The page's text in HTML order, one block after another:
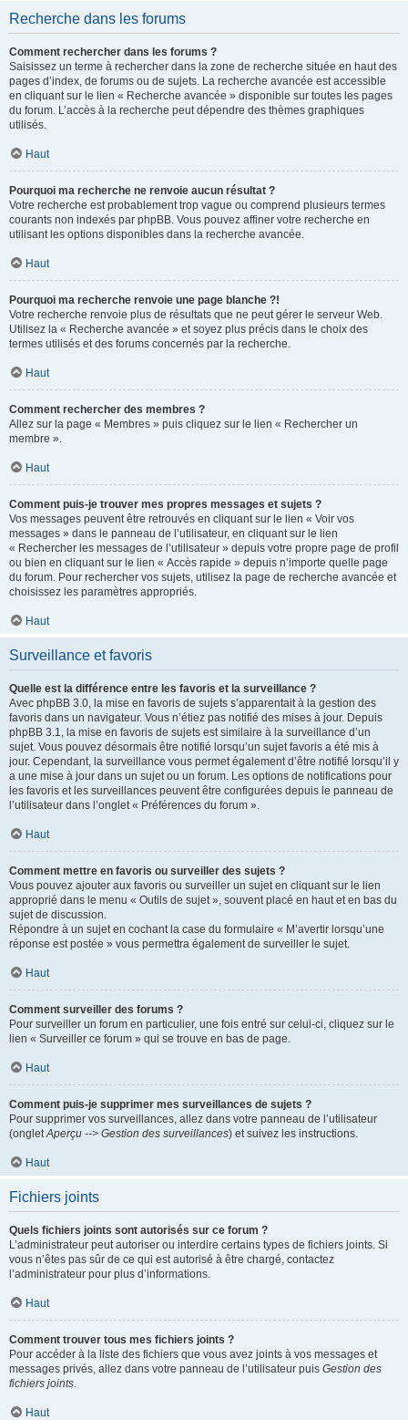
Recherche dans les forums
Comment rechercher dans les forums ?
Saisissez un terme à rechercher dans la zone de recherche située en haut des
pages d’index, de forums ou de sujets. La recherche avancée est accessible
en cliquant sur le lien « Recherche avancée » disponible sur toutes les pages
du forum. L’accès à la recherche peut dépendre des thèmes graphiques
utilisés.
Haut
Pourquoi ma recherche ne renvoie aucun résultat ?
Votre recherche est probablement trop vague ou comprend plusieurs termes
courants non indexés par phpBB. Vous pouvez affiner votre recherche en
utilisant les options disponibles dans la recherche avancée.
Haut
Pourquoi ma recherche renvoie une page blanche ?!
Votre recherche renvoie plus de résultats que ne peut gérer le serveur Web.
Utilisez la « Recherche avancée » et soyez plus précis dans le choix des
termes utilisés et des forums concernés par la recherche.
Haut
Comment rechercher des membres ?
Allez sur la page « Membres » puis cliquez sur le lien « Rechercher un
membre ».
Haut
Comment puis-je trouver mes propres messages et sujets ?
Vos messages peuvent être retrouvés en cliquant sur le lien « Voir vos
messages » dans le panneau de l’utilisateur, en cliquant sur le lien
« Rechercher les messages de l’utilisateur » depuis votre propre page de profil
ou bien en cliquant sur le lien « Accès rapide » depuis n’importe quelle page
du forum. Pour rechercher vos sujets, utilisez la page de recherche avancée et
choisissez les paramètres appropriés.
Haut
Surveillance et favoris
Quelle est la différence entre les favoris et la surveillance ?
Avec phpBB 3.0, la mise en favoris de sujets s’apparentait à la gestion des
favoris dans un navigateur. Vous n’étiez pas notifié des mises à jour. Depuis
phpBB 3.1, la mise en favoris de sujets est similaire à la surveillance d’un
sujet. Vous pouvez désormais être notifié lorsqu’un sujet favoris a été mis à
jour. Cependant, la surveillance vous permet également d’être notifié lorsqu’il y
a une mise à jour dans un sujet ou un forum. Les options de notifications pour
les favoris et les surveillances peuvent être configurées depuis le panneau de
l’utilisateur dans l’onglet « Préférences du forum ».
Haut
Comment mettre en favoris ou surveiller des sujets ?
Vous pouvez ajouter aux favoris ou surveiller un sujet en cliquant sur le lien
approprié dans le menu « Outils de sujet », souvent placé en haut et en bas du
sujet de discussion.
Répondre à un sujet en cochant la case du formulaire « M’avertir lorsqu’une
réponse est postée » vous permettra également de surveiller le sujet.
Haut
Comment surveiller des forums ?
Pour surveiller un forum en particulier, une fois entré sur celui-ci, cliquez sur le
lien « Surveiller ce forum » qui se trouve en bas de page.
Haut
Comment puis-je supprimer mes surveillances de sujets ?
Pour supprimer vos surveillances, allez dans votre panneau de l’utilisateur
(ongletAperçu --> Gestion des surveillances) et suivez les instructions.
Haut
Fichiers joints
Quels fichiers joints sont autorisés sur ce forum ?
L’administrateur peut autoriser ou interdire certains types de fichiers joints. Si
vous n’êtes pas sûr de ce qui est autorisé à être chargé, contactez
l’administrateur pour plus d’informations.
Haut
Comment trouver tous mes fichiers joints ?
Pour accéder à la liste des fichiers que vous avez joints à vos messages et
messages privés, allez dans votre panneau de l’utilisateur puis Gestion des
fichiers joints.
Haut